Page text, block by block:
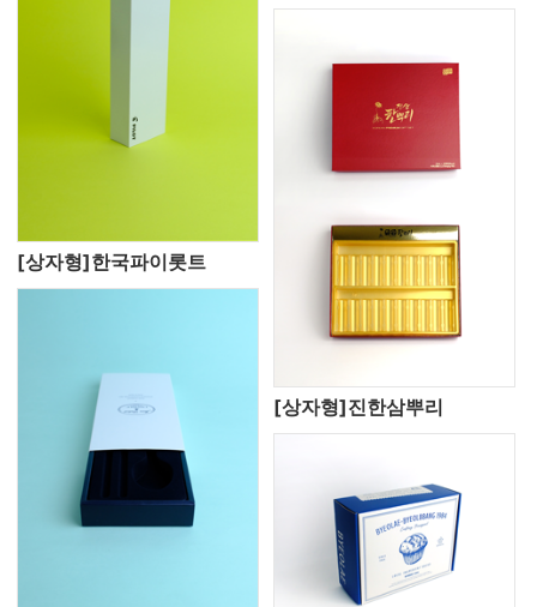
[상자형]한국파이롯트
[상자형]진한삼뿌리